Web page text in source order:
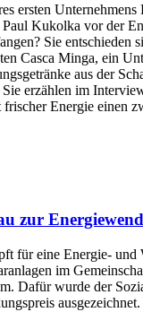
ersten
Kukolka vor der
Sie entschieden
Casca Minga, ein
aus der
erzählen im
Energie einen
zur
für eine Energie- und
im
Dafür wurde der
ausgezeichnet.